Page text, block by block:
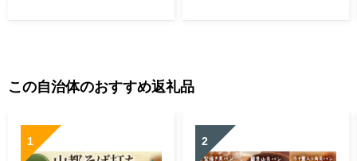
この自治体のおすすめ返礼品
1 2